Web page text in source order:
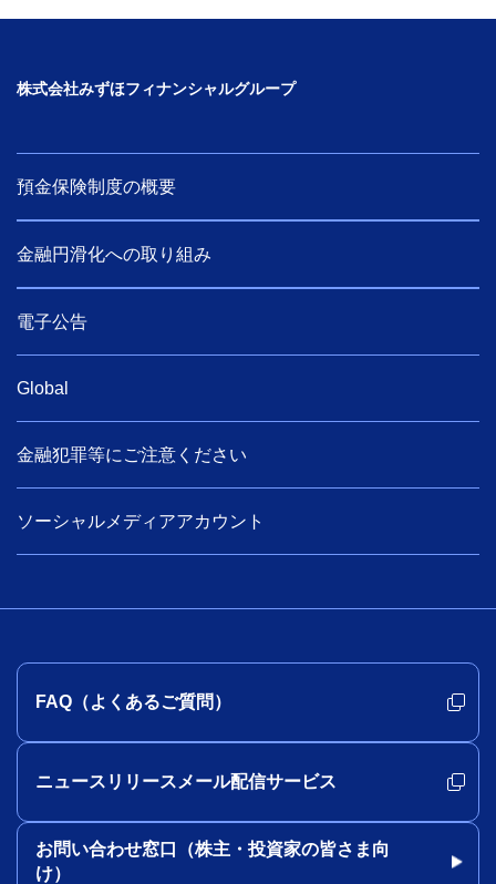
株式会社みずほフィナンシャルグループ
預金保険制度の概要
金融円滑化への取り組み
電子公告
Global
金融犯罪等にご注意ください
ソーシャルメディアアカウント
FAQ（よくあるご質問）
ニュースリリースメール配信サービス
お問い合わせ窓口（株主・投資家の皆さま向
け）